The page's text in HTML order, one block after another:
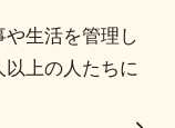
生活を管理し
上の人たちに